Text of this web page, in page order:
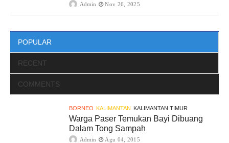
Admin Nov 26, 2025
POPULAR
RECENT
COMMENTS
BORNEO KALIMANTAN KALIMANTAN TIMUR
Warga Paser Temukan Bayi Dibuang
Dalam Tong Sampah
Admin Agu 04, 2015